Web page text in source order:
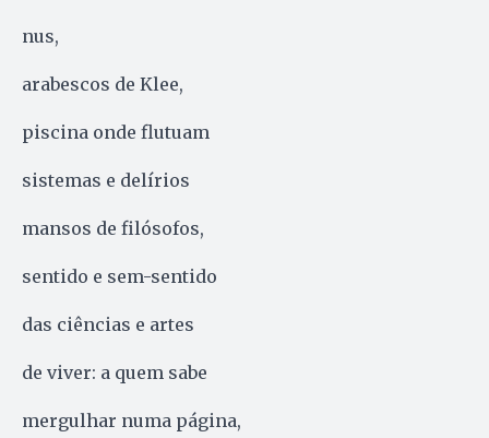
nus,
arabescos de Klee,
piscina onde flutuam
sistemas e delírios
mansos de filósofos,
sentido e sem-sentido
das ciências e artes
de viver: a quem sabe
mergulhar numa página,